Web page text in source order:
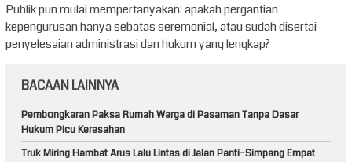
Publik pun mulai mempertanyakan: apakah pergantian
kepengurusan hanya sebatas seremonial, atau sudah disertai
penyelesaian administrasi dan hukum yang lengkap?
BACAAN LAINNYA
Pembongkaran Paksa Rumah Warga di Pasaman Tanpa Dasar
Hukum Picu Keresahan
Truk Miring Hambat Arus Lalu Lintas di Jalan Panti–Simpang Empat